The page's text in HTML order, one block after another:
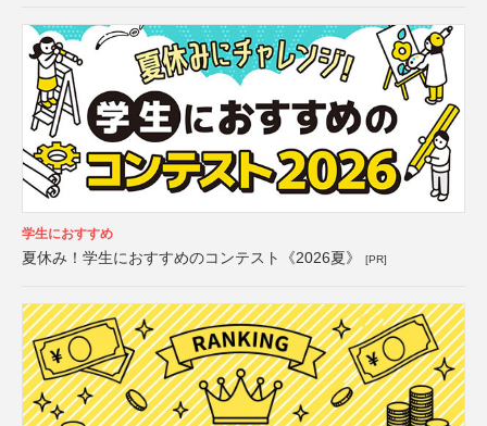
学生におすすめ
夏休み！学生におすすめのコンテスト《2026夏》 [PR]